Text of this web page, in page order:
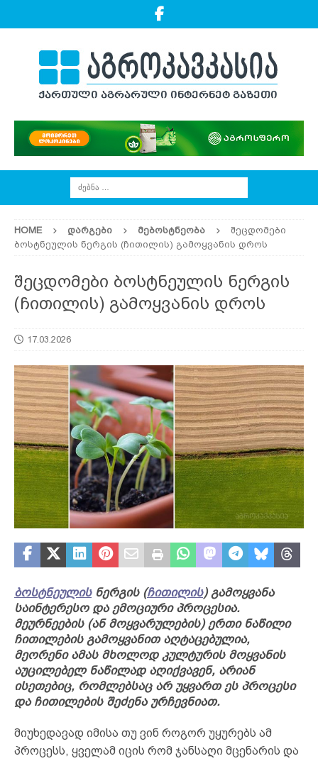
HOME ᲓᲐᲠᲒᲔᲑᲘ ᲛᲔᲑᲝᲡᲢᲜᲔᲝᲑᲐ
შეცდომები
ბოსტნეულის ნერგის (ჩითილის) გამოყვანის დროს
შეცდომები ბოსტნეულის ნერგის
(ჩითილის) გამოყვანის დროს
17.03.2026
ბოსტნეულისნერგის (ჩითილის) გამოყვანა
საინტერესო და ემოციური პროცესია.
მეურნეების (ან მოყვარულების) ერთი ნაწილი
ჩითილების გამოყვანით აღტაცებულია,
მეორენი ამას მხოლოდ კულტურის მოყვანის
აუცილებელ ნაწილად აღიქვავენ, არიან
ისეთებიც, რომლებსაც არ უყვართ ეს პროცესი
და ჩითილების შეძენა ურჩევნიათ.
მიუხედავად იმისა თუ ვინ როგორ უყურებს ამ
პროცესს, ყველამ იცის რომ ჯანსაღი მცენარის და